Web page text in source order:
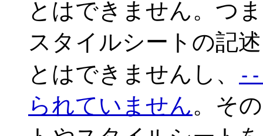
とはできません。つ
スタイルシートの記
とはできませんし、
--
られていません。そ